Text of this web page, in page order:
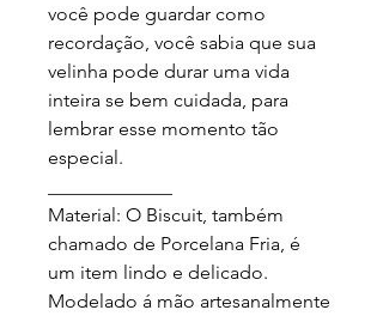
você pode guardar como
recordação, você sabia que sua
velinha pode durar uma vida
inteira se bem cuidada, para
lembrar esse momento tão
especial.
Material: O Biscuit, também
chamado de Porcelana Fria, é
um item lindo e delicado.
Modelado á mão artesanalmente